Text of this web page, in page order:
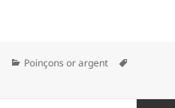
Catégories
Poinçons or argent